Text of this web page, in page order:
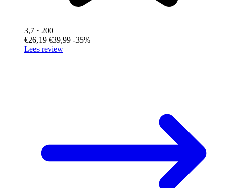
3,7 · 200
€26,19 €39,99 -35%
Lees review